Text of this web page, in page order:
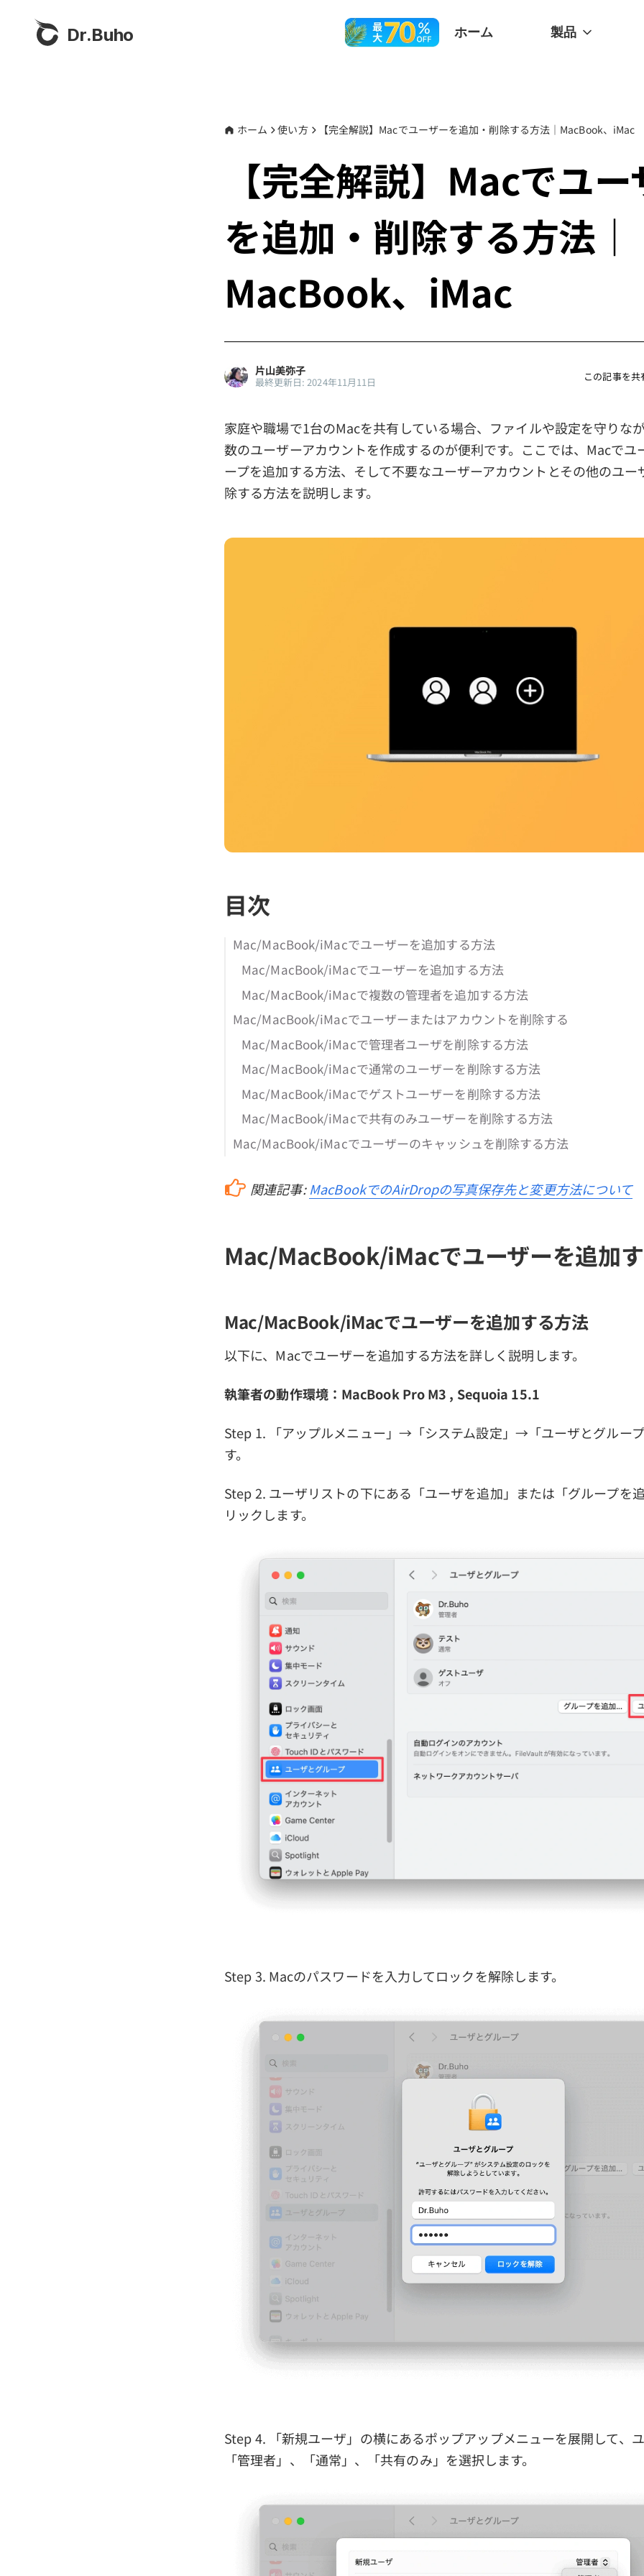
Dr.Buho ホーム 製品
ホーム 使い方 【完全解説】Macでユーザーを追加・削除する方法｜MacBook、iMac
【完全解説】Macでユ
を追加・削除する方法｜
MacBook、iMac
片山美弥子
最終更新日: 2024年11月11日 この記事を共
家庭や職場で1台のMacを共有している場合、ファイルや設定を守りな
数のユーザーアカウントを作成するのが便利です。ここでは、Macでユ
ープを追加する方法、そして不要なユーザーアカウントとその他のユー
除する方法を説明します。
目次
Mac/MacBook/iMacでユーザーを追加する方法
Mac/MacBook/iMacでユーザーを追加する方法
Mac/MacBook/iMacで複数の管理者を追加する方法
Mac/MacBook/iMacでユーザーまたはアカウントを削除する
Mac/MacBook/iMacで管理者ユーザを削除する方法
Mac/MacBook/iMacで通常のユーザーを削除する方法
Mac/MacBook/iMacでゲストユーザーを削除する方法
Mac/MacBook/iMacで共有のみユーザーを削除する方法
Mac/MacBook/iMacでユーザーのキャッシュを削除する方法
関連記事: MacBookでのAirDropの写真保存先と変更方法について
Mac/MacBook/iMacでユーザーを追加
Mac/MacBook/iMacでユーザーを追加する方法
以下に、Macでユーザーを追加する方法を詳しく説明します。
執筆者の動作環境：MacBook Pro M3 , Sequoia 15.1
Step 1. 「アップルメニュー」→「システム設定」→「ユーザとグルー
す。
Step 2. ユーザリストの下にある「ユーザを追加」または「グループを
リックします。
Step 3. Macのパスワードを入力してロックを解除します。
Step 4. 「新規ユーザ」の横にあるポップアップメニューを展開して、
「管理者」、「通常」、「共有のみ」を選択します。